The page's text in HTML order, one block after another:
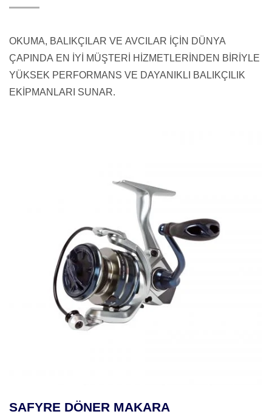
OKUMA, BALIKÇILAR VE AVCILAR İÇİN DÜNYA
ÇAPINDA EN İYİ MÜŞTERİ HİZMETLERİNDEN BİRİYLE
YÜKSEK PERFORMANS VE DAYANIKLI BALIKÇILIK
EKİPMANLARI SUNAR.
MAKAIRA DENİZ ALTIN